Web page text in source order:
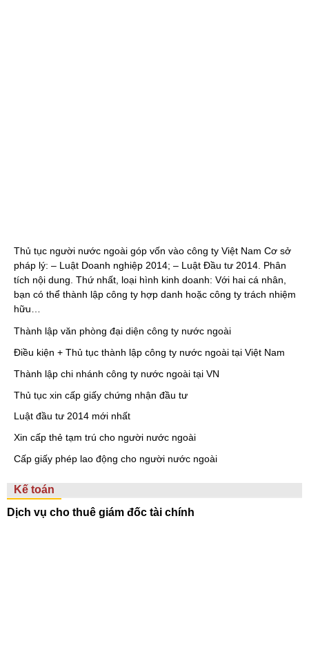
Thủ tục người nước ngoài góp vốn vào công ty Việt Nam Cơ sở
pháp lý: – Luật Doanh nghiệp 2014; – Luật Đầu tư 2014. Phân
tích nội dung. Thứ nhất, loại hình kinh doanh: Với hai cá nhân,
bạn có thể thành lập công ty hợp danh hoặc công ty trách nhiệm
hữu…
Thành lập văn phòng đại diện công ty nước ngoài
Điều kiện + Thủ tục thành lập công ty nước ngoài tại Việt Nam
Thành lập chi nhánh công ty nước ngoài tại VN
Thủ tục xin cấp giấy chứng nhận đầu tư
Luật đầu tư 2014 mới nhất
Xin cấp thẻ tạm trú cho người nước ngoài
Cấp giấy phép lao động cho người nước ngoài
Kế toán
Dịch vụ cho thuê giám đốc tài chính